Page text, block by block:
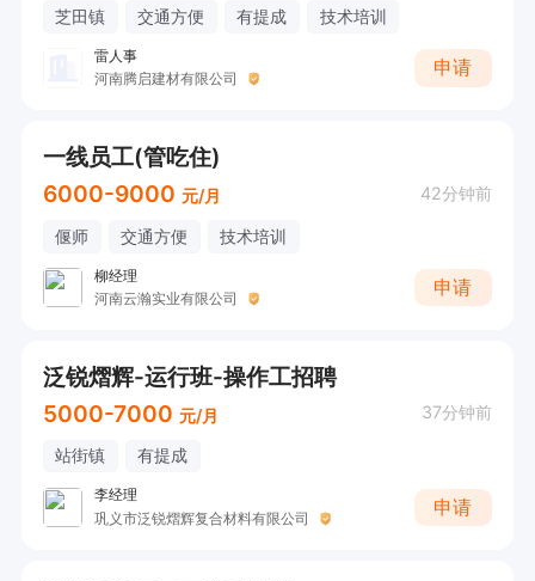
芝田镇 交通方便 有提成 技术培训
雷人事
河南腾启建材有限公司
申请
一线员工(管吃住)
6000-9000 元/月 42分钟前
偃师 交通方便 技术培训
柳经理
河南云瀚实业有限公司
申请
泛锐熠辉-运行班-操作工招聘
5000-7000 元/月 37分钟前
站街镇 有提成
李经理
巩义市泛锐熠辉复合材料有限公司
申请